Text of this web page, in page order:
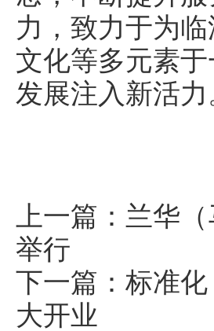
力，致力于为
文化等多元素
发展注入新活力
上一篇： 兰华
举行
下一篇： 标准
大开业